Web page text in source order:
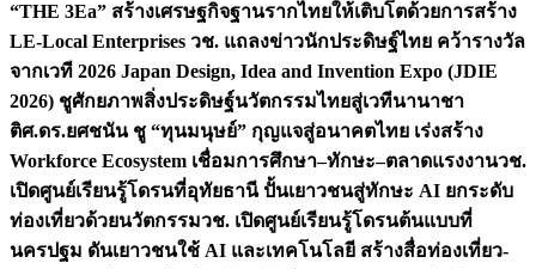
“THE 3Ea” สร้างเศรษฐกิจฐานรากไทยให้เติบโตด้วยการสร้าง
LE-Local Enterprises วช. แถลงข่าวนักประดิษฐ์ไทย คว้ารางวัล
จากเวที 2026 Japan Design, Idea and Invention Expo (JDIE
2026) ชูศักยภาพสิ่งประดิษฐ์นวัตกรรมไทยสู่เวทีนานาชา
ติศ.ดร.ยศชนัน ชู “ทุนมนุษย์” กุญแจสู่อนาคตไทย เร่งสร้าง
Workforce Ecosystem เชื่อมการศึกษา–ทักษะ–ตลาดแรงงานวช.
เปิดศูนย์เรียนรู้โดรนที่อุทัยธานี ปั้นเยาวชนสู่ทักษะ AI ยกระดับ
ท่องเที่ยวด้วยนวัตกรรมวช. เปิดศูนย์เรียนรู้โดรนต้นแบบที่
นครปฐม ดันเยาวชนใช้ AI และเทคโนโลยี สร้างสื่อท่องเที่ยว-